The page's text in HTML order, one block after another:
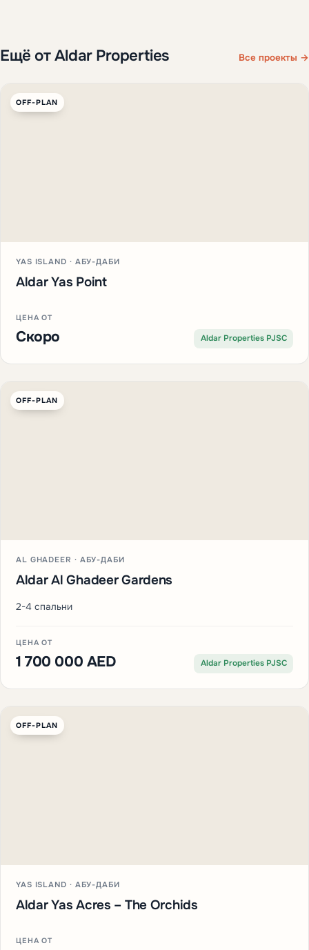
Ещё от Aldar Properties Все проекты →
OFF-PLAN
YAS ISLAND · АБУ-ДАБИ
Aldar Yas Point
ЦЕНА ОТ
Скоро Aldar Properties PJSC
OFF-PLAN
AL GHADEER · АБУ-ДАБИ
Aldar Al Ghadeer Gardens
2-4 спальни
ЦЕНА ОТ
1 700 000 AED Aldar Properties PJSC
OFF-PLAN
YAS ISLAND · АБУ-ДАБИ
Aldar Yas Acres – The Orchids
ЦЕНА ОТ